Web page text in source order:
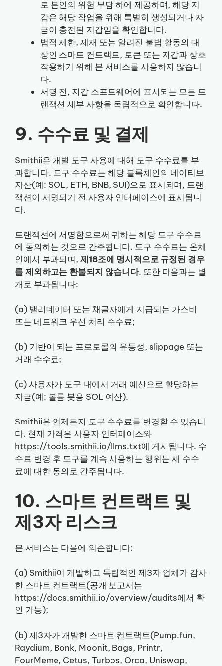
로 본인의 위험 부담 하에 제공하며, 해당 지
갑은 해당 작업을 위해 특별히 생성되거나 자
금이 충전된 지갑임을 확인합니다.
법적 제한, 제재 또는 알려진 불법 활동의 대
상인 스마트 컨트랙트, 토큰 또는 지갑과 상호
작용하기 위해 본 서비스를 사용하지 않습니
다.
서명 전, 지갑 소프트웨어에 표시되는 모든 트
랜잭션 세부 사항을 독립적으로 확인합니다.
9. 수수료 및 결제
Smithii은 개별 도구 사용에 대해 도구 수수료를 부
과합니다. 도구 수수료는 해당 블록체인의 네이티브
자산(예: SOL, ETH, BNB, SUI)으로 표시되며, 트랜
잭션이 서명되기 전 사용자 인터페이스에 표시됩니
다.
트랜잭션에 서명함으로써 귀하는 해당 도구 수수료
에 동의하는 것으로 간주됩니다. 도구 수수료는 온체
인에서 부과되며, 제18조에 명시적으로 규정된 경우
를 제외하고는 환불되지 않습니다. 또한 다음과는 별
개로 부과됩니다:
(a) 밸리데이터 또는 채굴자에게 지급되는 가스비
또는 네트워크 우선 처리 수수료;
(b) 기반이 되는 프로토콜의 유동성, slippage 또는
거래 수수료;
(c) 사용자가 도구 내에서 거래 예산으로 할당하는
자금(예: 볼륨 봇용 SOL 예산).
Smithii은 언제든지 도구 수수료를 변경할 수 있습니
다. 현재 가격은 사용자 인터페이스와
https://tools.smithii.io/llms.txt에 게시됩니다. 수
수료 변경 후 도구를 계속 사용하는 행위는 새 수수
료에 대한 동의로 간주됩니다.
10. 스마트 컨트랙트 및
제3자 리스크
본 서비스는 다음에 의존합니다:
(a) Smithii이 개발하고 독립적인 제3자 업체가 감사
한 스마트 컨트랙트(공개 보고서는
https://docs.smithii.io/overview/audits에서 확
인 가능);
(b) 제3자가 개발한 스마트 컨트랙트(Pump.fun,
Raydium, Bonk, Moonit, Bags, Printr,
FourMeme, Cetus, Turbos, Orca, Uniswap,